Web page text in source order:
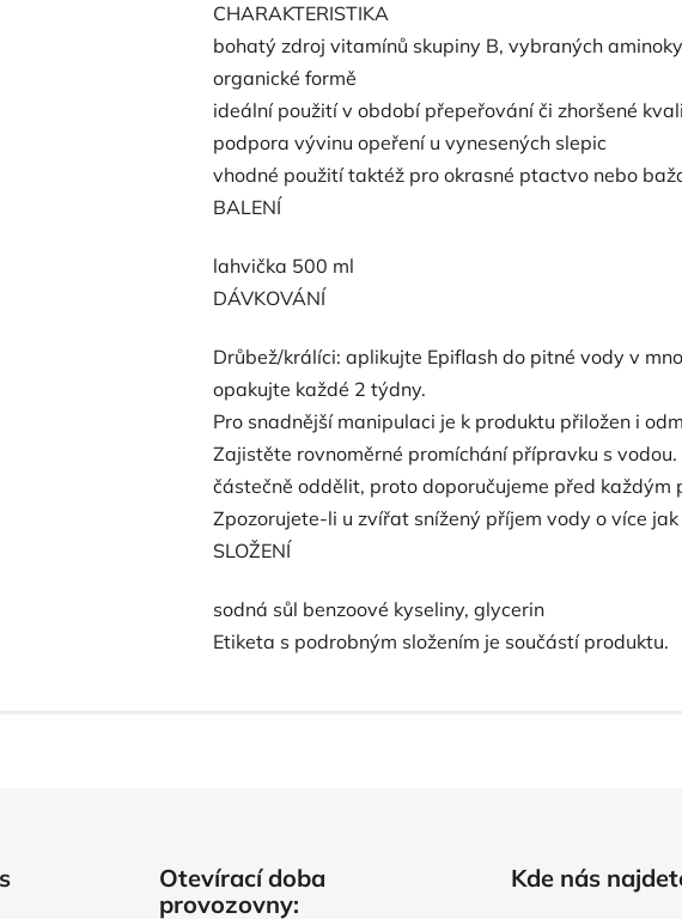
CHARAKTERISTIKA
bohatý zdroj vitamínů skupiny B, vybraných
organické formě
ideální použití v období přepeřování či zhoršené
podpora vývinu opeření u vynesených slepic
vhodné použití taktéž pro okrasné ptactvo nebo
BALENÍ
lahvička 500 ml
DÁVKOVÁNÍ
Drůbež/králíci: aplikujte Epiflash do pitné vody v
opakujte každé 2 týdny.
Pro snadnější manipulaci je k produktu přiložen i
Zajistěte rovnoměrné promíchání přípravku s
částečně oddělit, proto doporučujeme před každým
Zpozorujete-li u zvířat snížený příjem vody o více
SLOŽENÍ
sodná sůl benzoové kyseliny, glycerin
Etiketa s podrobným složením je součástí produktu.
Otevírací doba
provozovny:
Kde nás